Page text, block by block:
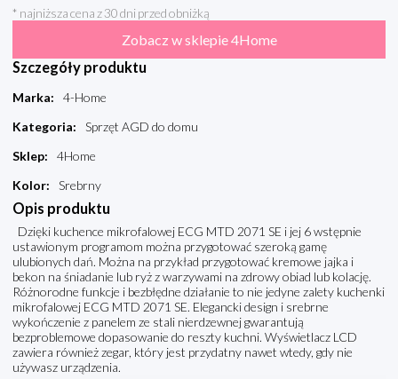
* najniższa cena z 30 dni przed obniżką
Zobacz w sklepie 4Home
Szczegóły produktu
Marka:
4-Home
Kategoria:
Sprzęt AGD do domu
Sklep:
4Home
Kolor: Srebrny
Opis produktu
Dzięki kuchence mikrofalowej ECG MTD 2071 SE i jej 6 wstępnie
ustawionym programom można przygotować szeroką gamę
ulubionych dań. Można na przykład przygotować kremowe jajka i
bekon na śniadanie lub ryż z warzywami na zdrowy obiad lub kolację.
Różnorodne funkcje i bezbłędne działanie to nie jedyne zalety kuchenki
mikrofalowej ECG MTD 2071 SE. Elegancki design i srebrne
wykończenie z panelem ze stali nierdzewnej gwarantują
bezproblemowe dopasowanie do reszty kuchni. Wyświetlacz LCD
zawiera również zegar, który jest przydatny nawet wtedy, gdy nie
używasz urządzenia.